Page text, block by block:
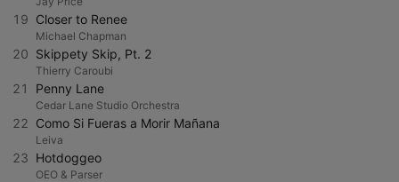
19 Closer to Renee
Michael Chapman
20 Skippety Skip, Pt. 2
Thierry Caroubi
21 Penny Lane
Cedar Lane Studio Orchestra
22 Como Si Fueras a Morir Mañana
Leiva
23 Hotdoggeo
OEO & Parser